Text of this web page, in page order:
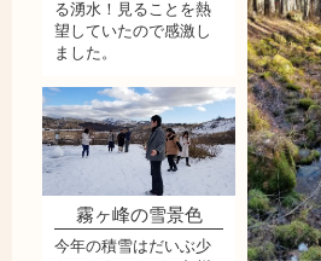
る湧水！見ることを熱
望していたので感激し
ました。
霧ヶ峰の雪景色
今年の積雪はだいぶ少